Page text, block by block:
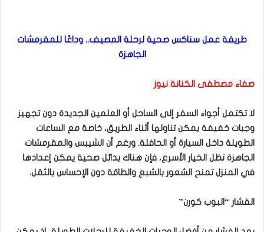
طريقة عمل سناكس صحية لرحلة المصيف.. وداعًا للمقرمشات
الجاهزة
صفاء مصطفى الكنانة نيوز
لا تكتمل أجواء السفر إلى الساحل أو العلمين الجديدة دون تجهيز
وجبات خفيفة يمكن تناولها أثناء الطريق، خاصة مع الساعات
الطويلة داخل السيارة أو الحافلة. ورغم أن الشيبس والمقرمشات
الجاهزة تظل الخيار الأسرع، فإن هناك بدائل صحية يمكن إعدادها
في المنزل تمنح الشعور بالشبع والطاقة دون الإحساس بالثقل.
الفشار “البوب كورن”